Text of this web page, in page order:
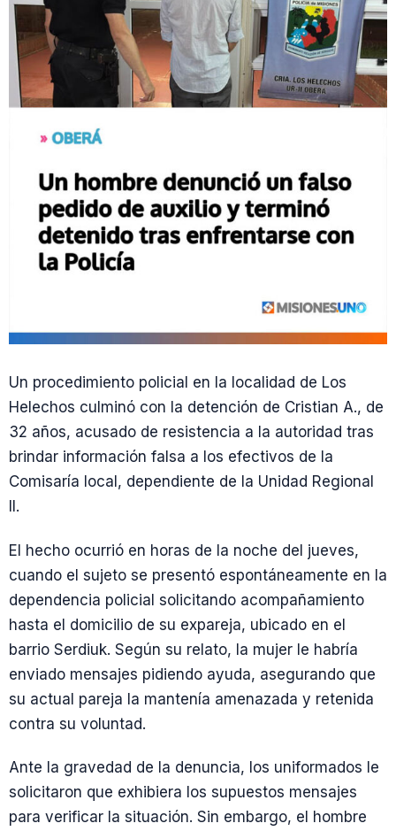
Un procedimiento policial en la localidad de Los
Helechos culminó con la detención de Cristian A., de
32 años, acusado de resistencia a la autoridad tras
brindar información falsa a los efectivos de la
Comisaría local, dependiente de la Unidad Regional
II.
El hecho ocurrió en horas de la noche del jueves,
cuando el sujeto se presentó espontáneamente en la
dependencia policial solicitando acompañamiento
hasta el domicilio de su expareja, ubicado en el
barrio Serdiuk. Según su relato, la mujer le habría
enviado mensajes pidiendo ayuda, asegurando que
su actual pareja la mantenía amenazada y retenida
contra su voluntad.
Ante la gravedad de la denuncia, los uniformados le
solicitaron que exhibiera los supuestos mensajes
para verificar la situación. Sin embargo, el hombre